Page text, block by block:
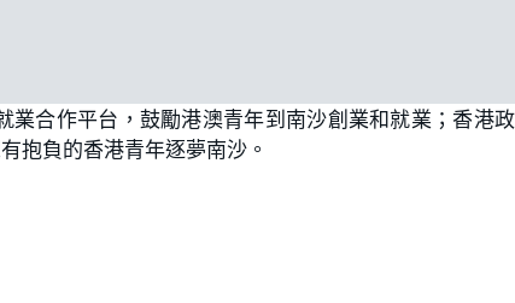
業合作平台，鼓勵港澳青年到南沙創業和就業；香港
抱負的香港青年逐夢南沙。